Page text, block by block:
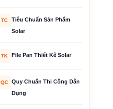
TC
Tiêu Chuẩn Sản Phẩm
Solar
TK File Pan Thiết Kế Solar
QC
Quy Chuẩn Thi Công Dân
Dụng